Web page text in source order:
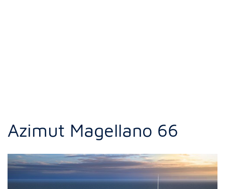
Azimut Magellano 66